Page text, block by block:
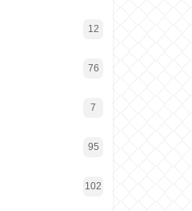
12
76
7
95
102